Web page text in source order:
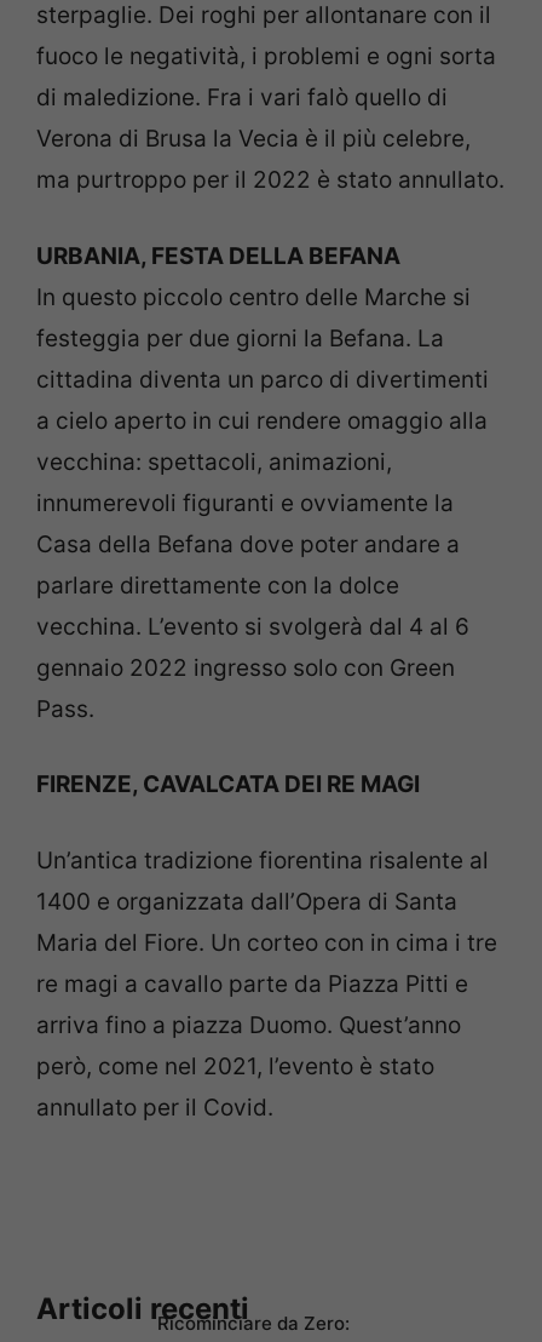
sterpaglie. Dei roghi per allontanare con il
fuoco le negatività, i problemi e ogni sorta
di maledizione. Fra i vari falò quello di
Verona di Brusa la Vecia è il più celebre,
ma purtroppo per il 2022 è stato annullato.
URBANIA, FESTA DELLA BEFANA
In questo piccolo centro delle Marche si
festeggia per due giorni la Befana. La
cittadina diventa un parco di divertimenti
a cielo aperto in cui rendere omaggio alla
vecchina: spettacoli, animazioni,
innumerevoli figuranti e ovviamente la
Casa della Befana dove poter andare a
parlare direttamente con la dolce
vecchina. L’evento si svolgerà dal 4 al 6
gennaio 2022 ingresso solo con Green
Pass.
FIRENZE, CAVALCATA DEI RE MAGI
Un’antica tradizione fiorentina risalente al
1400 e organizzata dall’Opera di Santa
Maria del Fiore. Un corteo con in cima i tre
re magi a cavallo parte da Piazza Pitti e
arriva fino a piazza Duomo. Quest’anno
però, come nel 2021, l’evento è stato
annullato per il Covid.
Articoli recentiRicominciare da Zero: